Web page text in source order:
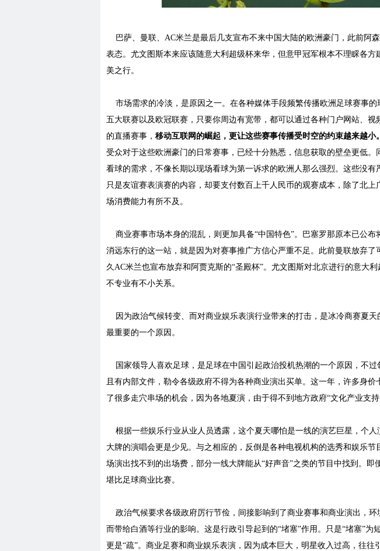
巴萨、曼联、AC米兰是最后几支宣布不来中国大陆的欧洲豪门，此前阿
表态。尤文图斯本来应该随意大利超级杯来华，但意甲冠军根本不理睬各方
美之行。
市场需求的冷淡，是原因之一。在各种媒体手段频繁传播欧洲足球赛事的
五大联赛以及欧冠联赛，只要你周边有宽带，都可以通过各种门户网站、视
的直播赛事， 移动互联网的崛起，更让这些赛事传播受时空的约束越来越小。
受众对于这些欧洲豪门的日常赛事，已经十分熟悉，信息获取的壁垒更低。
看球的需求，不像长期以现场看球为第一诉求的欧洲人那么强烈。这些没有
只是友谊赛表演赛的内容，却要支付数百上千人民币的观赛成本，除了北上
场消费能力有所不及。
商业赛事市场本身的混乱，则更加具备“中国特色”。巴塞罗那原本已公布
消远东行的这一站，就是因为对赛事推广方信心严重不足。此前曼联放弃了
久AC米兰也宣布放弃和阿贾克斯的“圣殿杯”。尤文图斯对北京进行的意大
不专业有不小关系。
因为政治气候转变、而对商业娱乐表演行业带来的打击，是冰冷商赛夏天
最重要的一个原因。
国家领导人喜欢足球，是足球在中国引起政治投机热潮的一个原因，不过
且有内部文件，勒令各级政府不得为各种商业演出买单。这一年，许多身
了很多走穴串场的机会，因为各地夏演，由于得不到地方政府“文化产业支持
根据一些娱乐行业从业人员透露，这个夏天哪怕是一线的演艺巨星，个人
大牌的演唱会更是少见。与之相应的，反倒是各种电视机构的选秀和娱乐节
场演出找不到的出场费，部分一线大牌能从“好声音”之类的节目中找到。即
堪比足球商业比赛。
政治气候要求各级政府厉行节俭，间接影响到了商业赛事和商业演出，环
而带给白酒等行业的影响。这是行政引导起到的“堵塞”作用。只是“堵塞”为
更是“疏”。商业足赛和商业娱乐表演，因为成本巨大，明星收入过高，往往